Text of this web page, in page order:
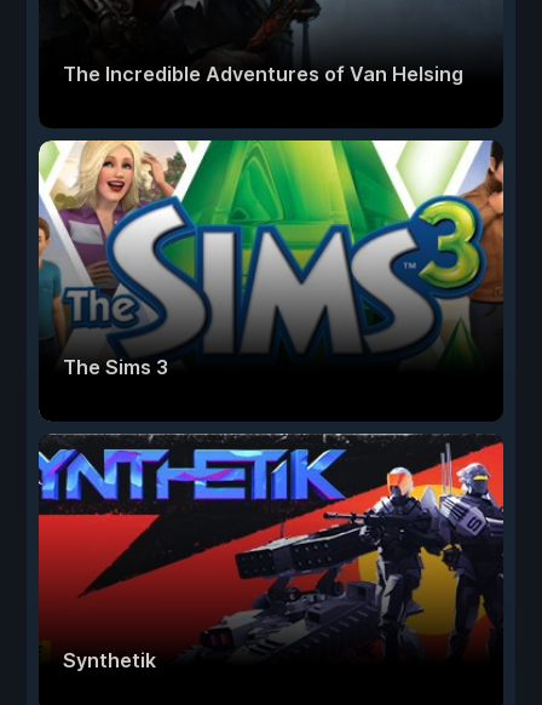
The Incredible Adventures of Van Helsing
The Sims 3
Synthetik